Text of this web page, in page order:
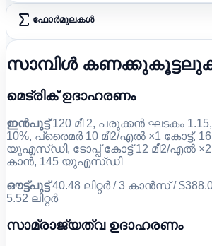
ഫോർമുലകൾ
സാമ്പിൾ
മെട്രിക് ഉദാഹരണം
ഇൻപുട്ട്120 മീ 2, പരുക്കൻ ഘടകം
10%, പ്രൈമർ 10 മീ2/എൽ ×1 കോട്ട്,
യുഎസ്ഡി, ടോപ്പ് കോട്ട് 12 മീ2/എൽ
കാൻ, 145 യുഎസ്ഡി
ഔട്ട്പുട്ട്40.48 ലിറ്റർ / 3 കാൻസ് /
5.52 ലിറ്റർ
സാമ്രാജ്യത്വ ഉദാഹരണം